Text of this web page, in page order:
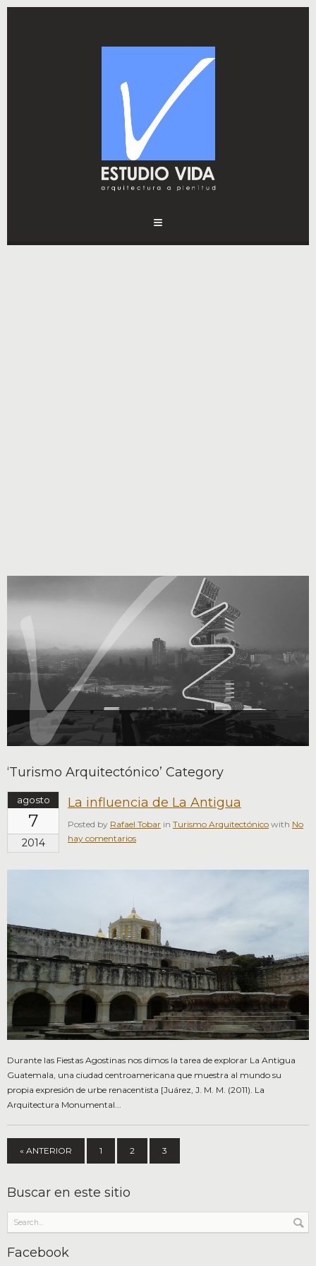
‘Turismo Arquitectónico’ Category
agosto
7
2014
La influencia de La Antigua
Posted by Rafael Tobar in Turismo Arquitectónico with No
hay comentarios
Durante las Fiestas Agostinas nos dimos la tarea de explorar La Antigua
Guatemala, una ciudad centroamericana que muestra al mundo su
propia expresión de urbe renacentista [Juárez, J. M. M. (2011). La
Arquitectura Monumental...
« ANTERIOR 1 2 3
Buscar en este sitio
Facebook